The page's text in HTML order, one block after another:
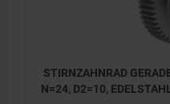
STIRNZAHNRAD
N=24, D2=10,